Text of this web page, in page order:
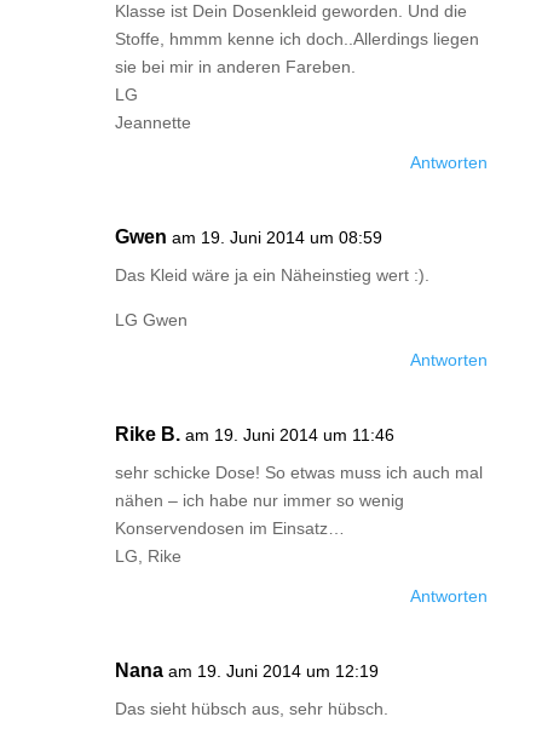
Klasse ist Dein Dosenkleid geworden. Und die
Stoffe, hmmm kenne ich doch..Allerdings liegen
sie bei mir in anderen Fareben.
LG
Jeannette
Antworten
Gwen am 19. Juni 2014 um 08:59
Das Kleid wäre ja ein Näheinstieg wert :).
LG Gwen
Antworten
Rike B. am 19. Juni 2014 um 11:46
sehr schicke Dose! So etwas muss ich auch mal
nähen – ich habe nur immer so wenig
Konservendosen im Einsatz…
LG, Rike
Antworten
Nana am 19. Juni 2014 um 12:19
Das sieht hübsch aus, sehr hübsch.